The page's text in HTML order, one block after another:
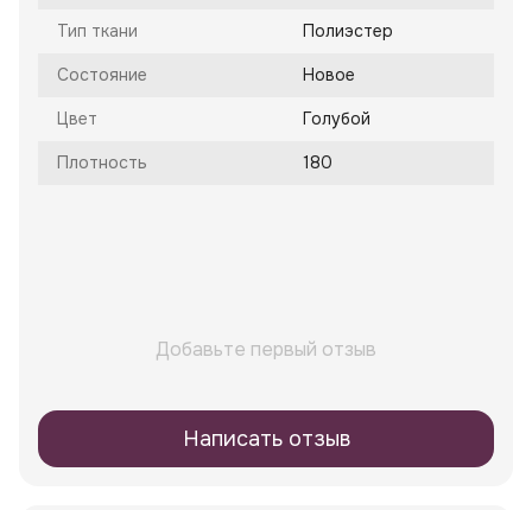
Тип ткани Полиэстер
Состояние Новое
Цвет Голубой
Плотность 180
Добавьте первый отзыв
Написать отзыв